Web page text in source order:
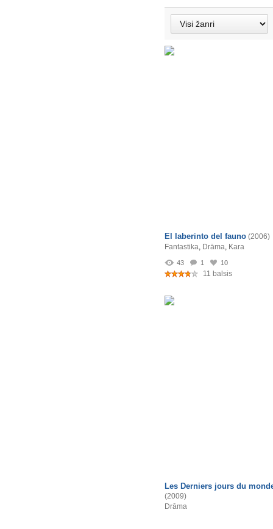
El laberinto del fauno (2006)
Fantastika, Drāma, Kara
43 1 10
11 balsis
Les Derniers jours du
(2009)
Drāma